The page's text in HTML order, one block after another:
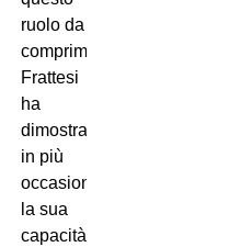
ruolo da
comprimario,
Frattesi
ha
dimostrato
in più
occasioni
la sua
capacità